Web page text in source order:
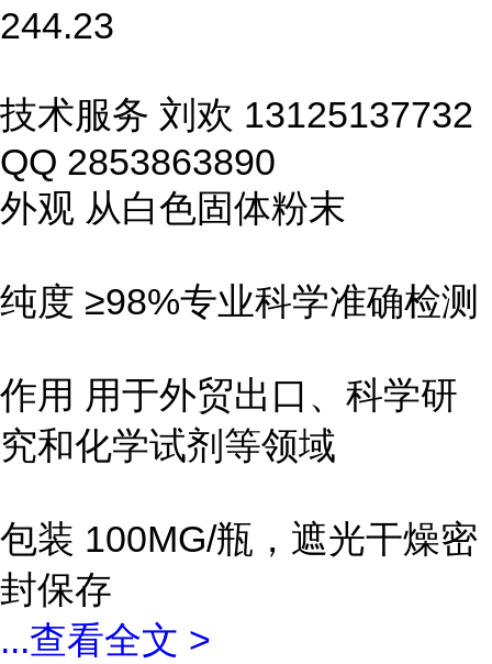
244.23
技术服务 刘欢 13125137732
QQ 2853863890
外观 从白色固体粉末
纯度 ≥98%专业科学准确检测
作用 用于外贸出口、科学研
究和化学试剂等领域
包装 100MG/瓶，遮光干燥密
封保存
...查看全文 >